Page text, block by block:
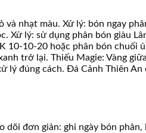
nhạt màu. Xử lý: bón ngay
lý: sử dụng phân bón giàu
10-20 hoặc phân bón chuối
trở lại. Thiếu Magie: Vàng
lý đúng cách. Đá Cảnh Thiên
đơn giản: ghi ngày bón